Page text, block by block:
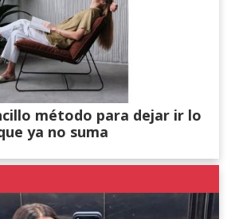
método para dejar ir lo
ya no suma